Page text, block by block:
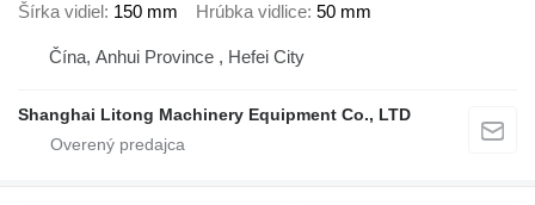
Šírka vidiel 150 mm Hrúbka vidlice 50 mm
Čína, Anhui Province , Hefei City
Shanghai Litong Machinery Equipment Co., LTD